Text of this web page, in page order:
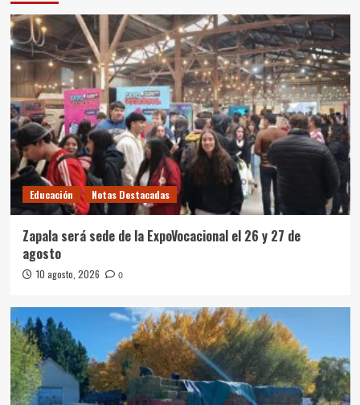
Educación Notas Destacadas
Zapala será sede de la ExpoVocacional el 26 y 27 de
agosto
10 agosto, 2026 0